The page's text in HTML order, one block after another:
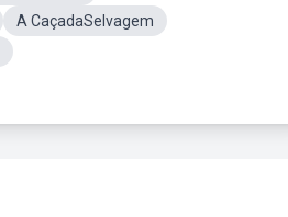
A CaçadaSelvagem